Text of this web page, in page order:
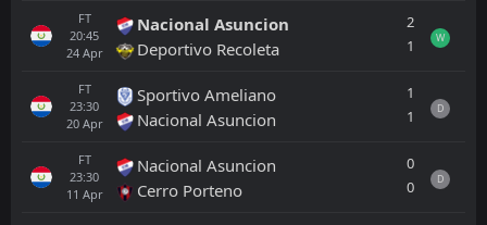
FT
20:45
24 Apr
Nacional Asuncion
Deportivo Recoleta
2
1
W
FT
23:30
20 Apr
Sportivo Ameliano
Nacional Asuncion
1
1
D
FT
23:30
11 Apr
Nacional Asuncion
Cerro Porteno
0
0
D